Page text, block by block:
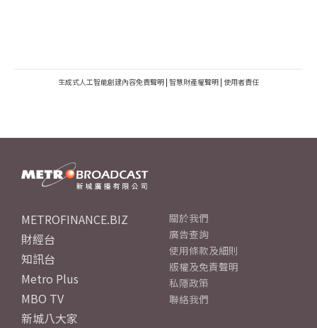
生成式人工智能創建內容免責聲明 | 智慧財產權聲明 | 使用者責任
METROFINANCE.BIZ
財經台
知訊台
Metro Plus
MBO TV
新城八大家
關於我們
廣告查詢
使用條款及細則
版權及免責聲明
私隱政策
聯絡我們